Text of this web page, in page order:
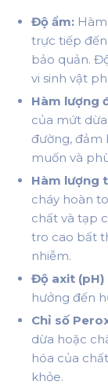
Độ ẩm:
trực tiếp
bảo quản.
vi sinh vật
Hàm lượng
của mứt
đường, đảm
muốn và
Hàm lượng
cháy hoàn
chất và tạp
tro cao bất
nhiễm.
Độ axit (pH)
hưởng đến
Chỉ số
dừa hoặc
hóa của
khỏe.